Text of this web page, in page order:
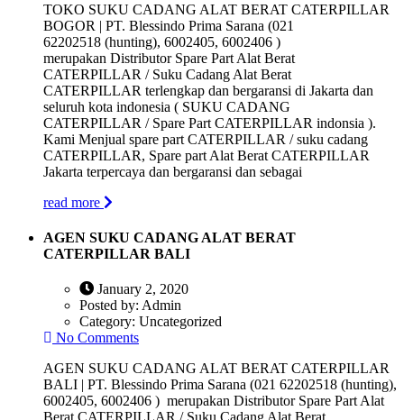
TOKO SUKU CADANG ALAT BERAT CATERPILLAR
BOGOR | PT. Blessindo Prima Sarana (021
62202518 (hunting), 6002405, 6002406 )
merupakan Distributor Spare Part Alat Berat
CATERPILLAR / Suku Cadang Alat Berat
CATERPILLAR terlengkap dan bergaransi di Jakarta dan
seluruh kota indonesia ( SUKU CADANG
CATERPILLAR / Spare Part CATERPILLAR indonsia ).
Kami Menjual spare part CATERPILLAR / suku cadang
CATERPILLAR, Spare part Alat Berat CATERPILLAR
Jakarta terpercaya dan bergaransi dan sebagai
read more
AGEN SUKU CADANG ALAT BERAT
CATERPILLAR BALI
January 2, 2020
Posted by: Admin
Category: Uncategorized
No Comments
AGEN SUKU CADANG ALAT BERAT CATERPILLAR
BALI | PT. Blessindo Prima Sarana (021 62202518 (hunting),
6002405, 6002406 ) merupakan Distributor Spare Part Alat